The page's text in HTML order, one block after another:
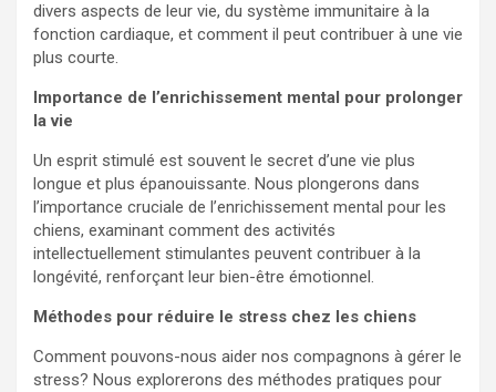
divers aspects de leur vie, du système immunitaire à la
fonction cardiaque, et comment il peut contribuer à une vie
plus courte.
Importance de l’enrichissement mental pour prolonger
la vie
Un esprit stimulé est souvent le secret d’une vie plus
longue et plus épanouissante. Nous plongerons dans
l’importance cruciale de l’enrichissement mental pour les
chiens, examinant comment des activités
intellectuellement stimulantes peuvent contribuer à la
longévité, renforçant leur bien-être émotionnel.
Méthodes pour réduire le stress chez les chiens
Comment pouvons-nous aider nos compagnons à gérer le
stress? Nous explorerons des méthodes pratiques pour